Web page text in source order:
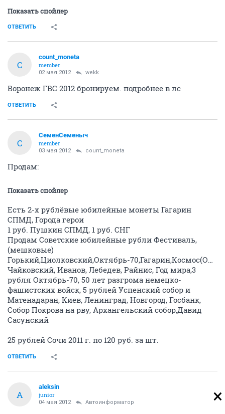
Показать спойлер
ОТВЕТИТЬ
C
count_moneta
member
02 мая 2012 wekk
Воронеж ГВС 2012 бронируем. подробнее в лс
ОТВЕТИТЬ
С
СеменСеменыч
member
03 мая 2012 count_moneta
Продам:
Показать спойлер
Есть 2-х рублёвые юбилейные монеты Гагарин
СПМД, Города герои
1 руб. Пушкин СПМД, 1 руб. СНГ
Продам Советские юбилейные рубли Фестиваль,
(мешковые)
Горький,Циолковский,Октябрь-
Чайковский, Иванов, Лебедев, Райнис, Год мира,3
рубля Октябрь-70, 50 лет разгрома немецко-
фашистских войск, 5 рублей Успенский собор и
Матенадаран, Киев, Ленинград, Новгород, Госбанк,
Собор Покрова на рву, Архангельский собор,Давид
Сасунский
25 рублей Сочи 2011 г. по 120 руб. за шт.
ОТВЕТИТЬ
A
aleksin
junior
04 мая 2012 Автоинформатор